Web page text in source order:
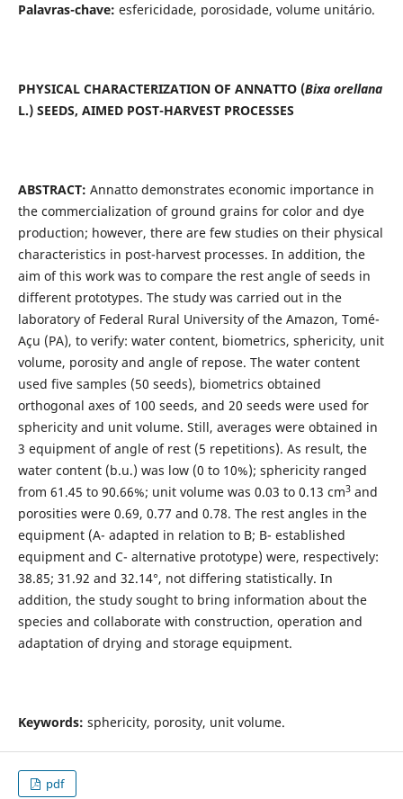
Palavras-chave: esfericidade, porosidade, volume unitário.
PHYSICAL CHARACTERIZATION OF ANNATTO (Bixa orellana
L.) SEEDS, AIMED POST-HARVEST PROCESSES
ABSTRACT: Annatto demonstrates economic importance in
the commercialization of ground grains for color and dye
production; however, there are few studies on their physical
characteristics in post-harvest processes. In addition, the
aim of this work was to compare the rest angle of seeds in
different prototypes. The study was carried out in the
laboratory of Federal Rural University of the Amazon, Tomé-
Açu (PA), to verify: water content, biometrics, sphericity, unit
volume, porosity and angle of repose. The water content
used five samples (50 seeds), biometrics obtained
orthogonal axes of 100 seeds, and 20 seeds were used for
sphericity and unit volume. Still, averages were obtained in
3 equipment of angle of rest (5 repetitions). As result, the
water content (b.u.) was low (0 to 10%); sphericity ranged
from 61.45 to 90.66%; unit volume was 0.03 to 0.13 cm3and
porosities were 0.69, 0.77 and 0.78. The rest angles in the
equipment (A- adapted in relation to B; B- established
equipment and C- alternative prototype) were, respectively:
38.85; 31.92 and 32.14°, not differing statistically. In
addition, the study sought to bring information about the
species and collaborate with construction, operation and
adaptation of drying and storage equipment.
Keywords: sphericity, porosity, unit volume.
pdf